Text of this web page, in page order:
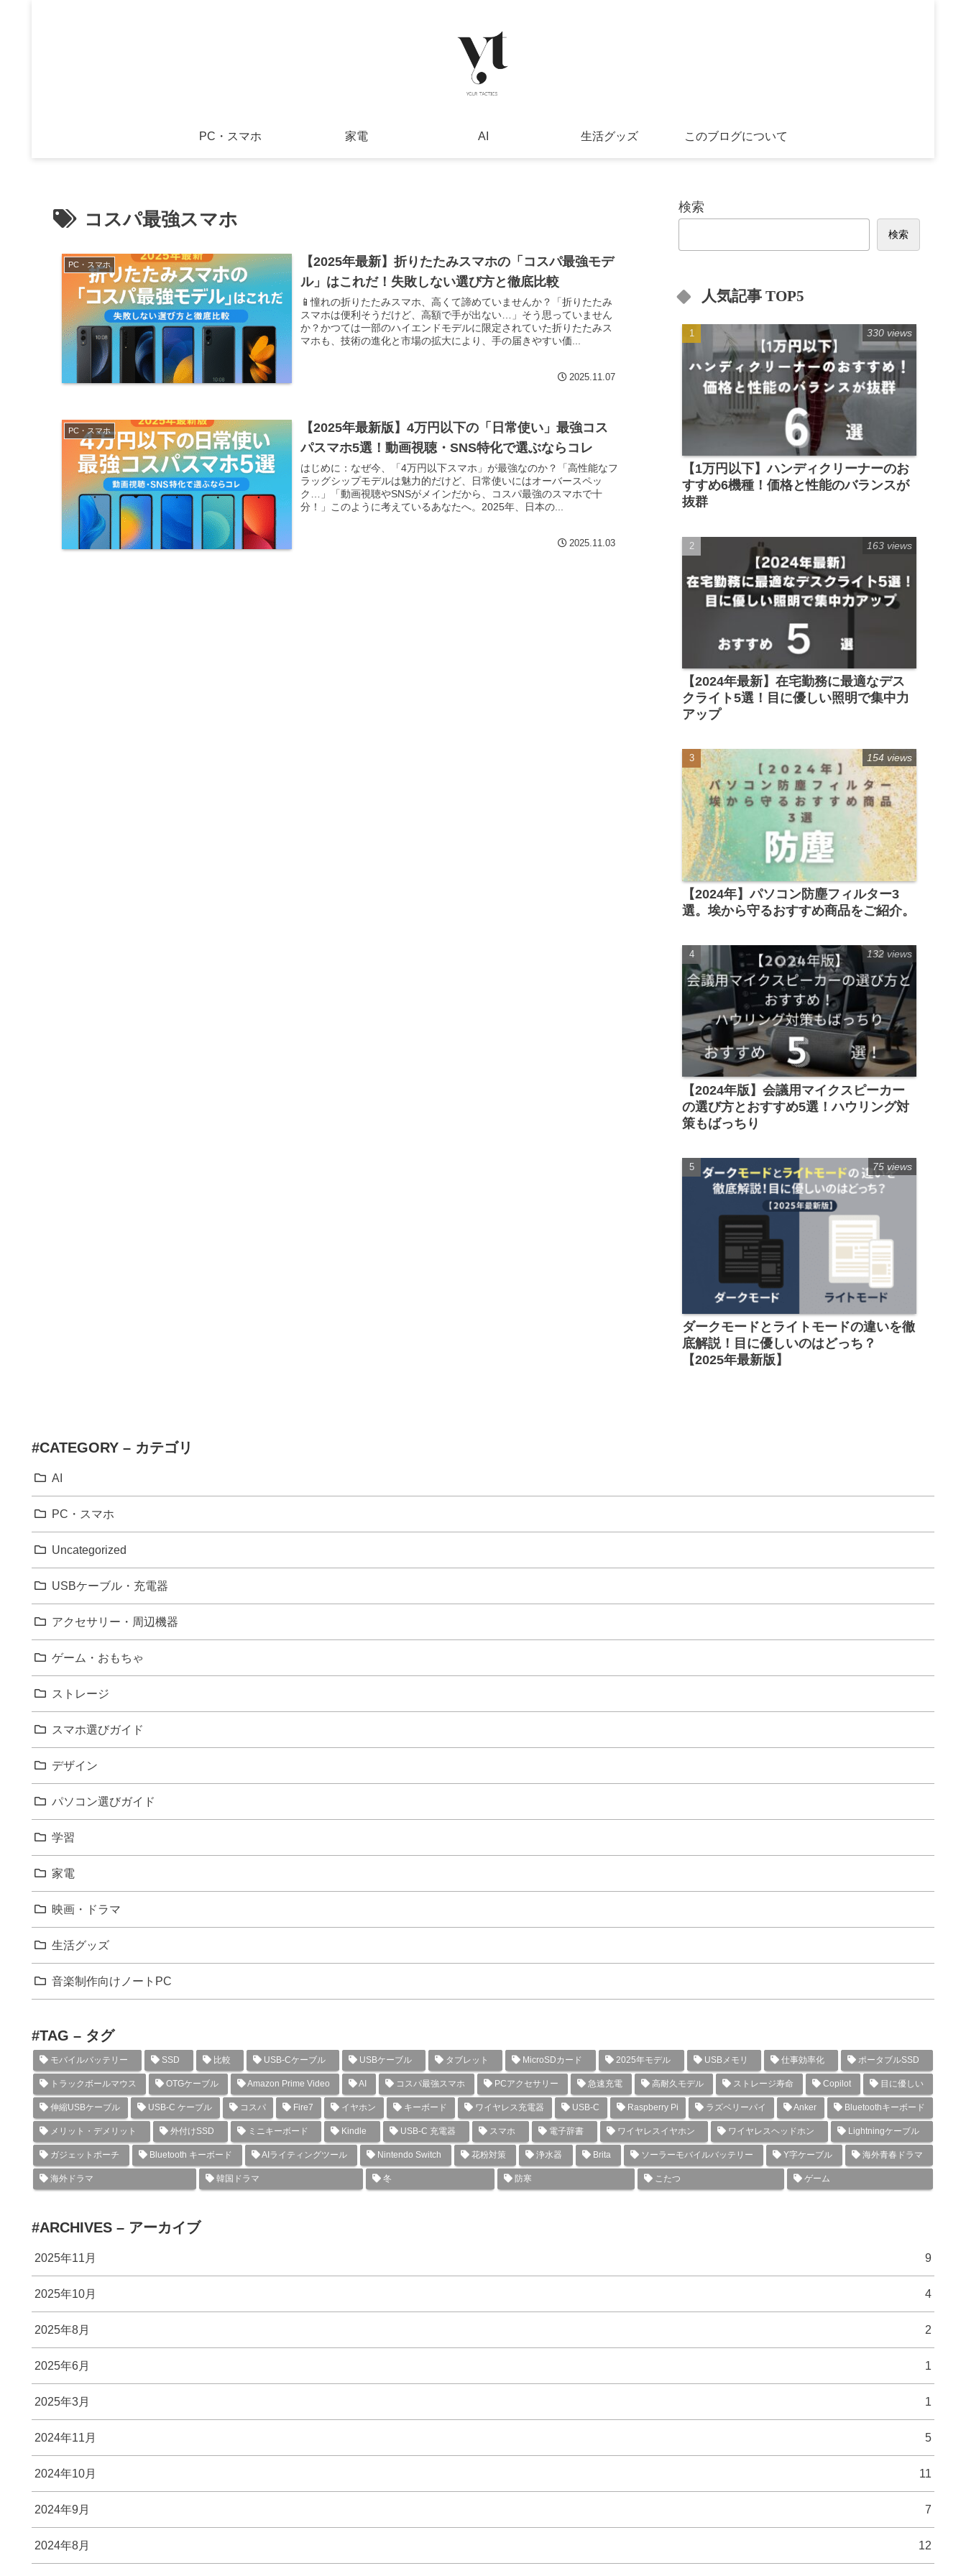
PC・スマホ 家電 AI 生活グッズ このブログについて
コスパ最強スマホ
PC・スマホ
【2025年最新】折りたたみスマホの「コスパ最強モデ
ル」はこれだ！失敗しない選び方と徹底比較
📱憧れの折りたたみスマホ、高くて諦めていませんか？「折りたたみ
スマホは便利そうだけど、高額で手が出ない…」そう思っていません
か？かつては一部のハイエンドモデルに限定されていた折りたたみス
マホも、技術の進化と市場の拡大により、手の届きやすい価...
2025.11.07
PC・スマホ
【2025年最新版】4万円以下の「日常使い」最強コス
パスマホ5選！動画視聴・SNS特化で選ぶならコレ
はじめに：なぜ今、「4万円以下スマホ」が最強なのか？「高性能なフ
ラッグシップモデルは魅力的だけど、日常使いにはオーバースペッ
ク…」「動画視聴やSNSがメインだから、コスパ最強のスマホで十
分！」このように考えているあなたへ。2025年、日本の...
2025.11.03
検索
検索
人気記事 TOP5
【1万円以下】ハンディクリーナーのお
すすめ6機種！価格と性能のバランスが
抜群
330 views
【2024年最新】在宅勤務に最適なデス
クライト5選！目に優しい照明で集中力
アップ
163 views
【2024年】パソコン防塵フィルター3
選。埃から守るおすすめ商品をご紹介。
154 views
【2024年版】会議用マイクスピーカー
の選び方とおすすめ5選！ハウリング対
策もばっちり
132 views
ダークモードとライトモードの違いを徹
底解説！目に優しいのはどっち？
【2025年最新版】
75 views
#CATEGORY – カテゴリ
AI
PC・スマホ
Uncategorized
USBケーブル・充電器
アクセサリー・周辺機器
ゲーム・おもちゃ
ストレージ
スマホ選びガイド
デザイン
パソコン選びガイド
学習
家電
映画・ドラマ
生活グッズ
音楽制作向けノートPC
#TAG – タグ
モバイルバッテリー SSD 比較 USB-Cケーブル USBケーブル タブレット MicroSDカード 2025年モデル USBメモリ 仕事効率化 ポータブルSSD
トラックボールマウス OTGケーブル Amazon Prime Video AI コスパ最強スマホ PCアクセサリー 急速充電 高耐久モデル ストレージ寿命 Copilot 目に優しい
伸縮USBケーブル USB-C ケーブル コスパ Fire7 イヤホン キーボード ワイヤレス充電器 USB-C Raspberry Pi ラズベリーパイ Anker Bluetoothキーボード
メリット・デメリット 外付けSSD ミニキーボード Kindle USB-C 充電器 スマホ 電子辞書 ワイヤレスイヤホン ワイヤレスヘッドホン Lightningケーブル
ガジェットポーチ Bluetooth キーボード AIライティングツール Nintendo Switch 花粉対策 浄水器 Brita ソーラーモバイルバッテリー Y字ケーブル 海外青春ドラマ
海外ドラマ 韓国ドラマ 冬 防寒 こたつ ゲーム
#ARCHIVES – アーカイブ
2025年11月 9
2025年10月 4
2025年8月 2
2025年6月 1
2025年3月 1
2024年11月 5
2024年10月 11
2024年9月 7
2024年8月 12